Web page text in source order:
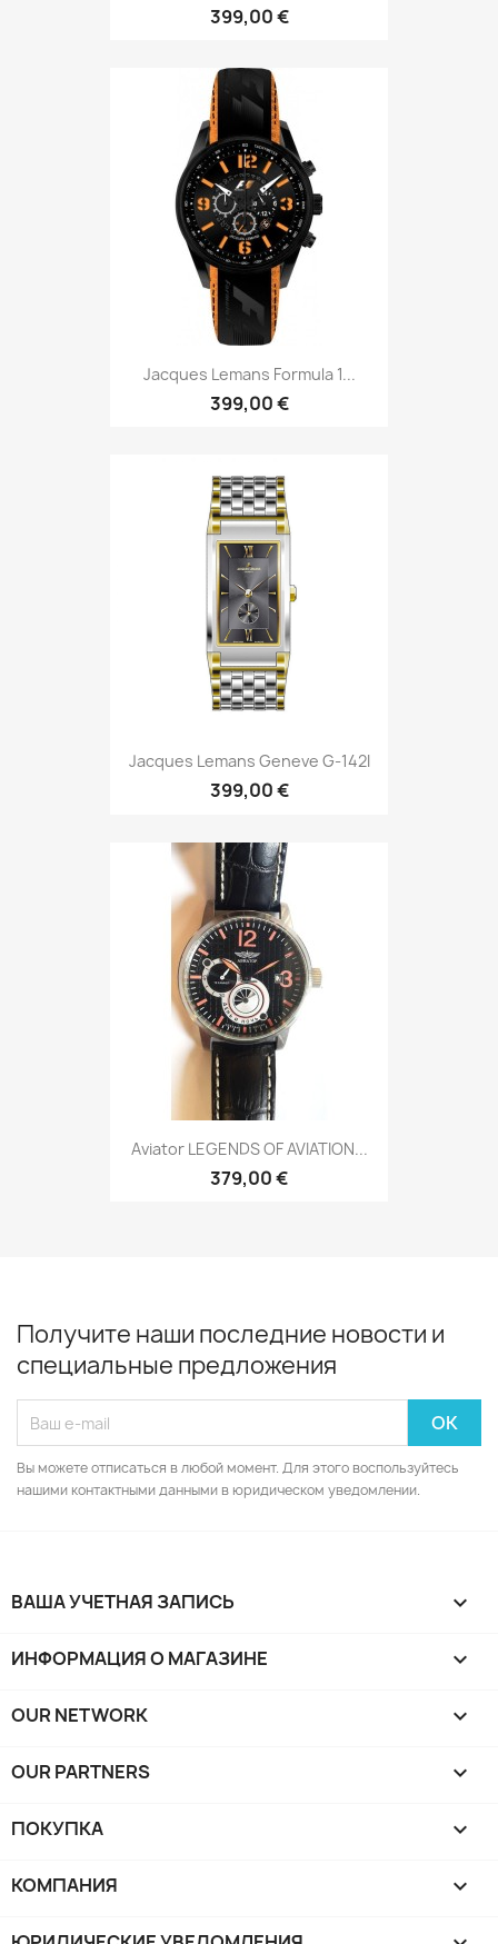
399,00 €
Jacques Lemans Formula 1...
399,00 €
Jacques Lemans Geneve G-142I
399,00 €
Aviator LEGENDS OF AVIATION...
379,00 €
Получите наши последние новости и
специальные предложения
Вы можете отписаться в любой момент. Для этого воспользуйтесь
нашими контактными данными в юридическом уведомлении.
ВАША УЧЕТНАЯ ЗАПИСЬ 
ИНФОРМАЦИЯ О МАГАЗИНЕ keyboard_arrow_down
OUR NETWORK keyboard_arrow_down
OUR PARTNERS keyboard_arrow_down
ПОКУПКА 
КОМПАНИЯ 